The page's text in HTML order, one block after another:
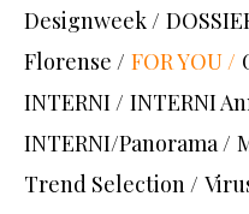
Designweek /
Florense / FOR YOU /
INTERNI / INTERNI
INTERNI/Panorama /
Trend Selection /